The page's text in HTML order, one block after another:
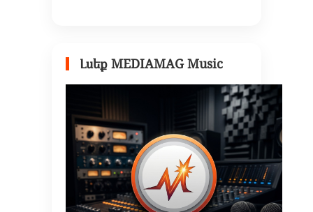
Լսեք MEDIAMAG Music